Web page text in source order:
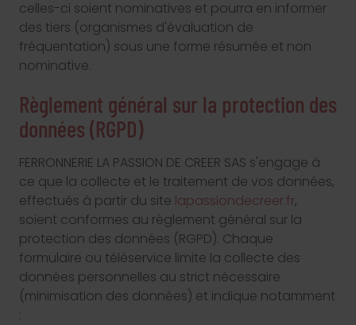
celles-ci soient nominatives et pourra en informer
des tiers (organismes d'évaluation de
fréquentation) sous une forme résumée et non
nominative.
Règlement général sur la protection des
données (RGPD)
FERRONNERIE LA PASSION DE CREER SAS s'engage à
ce que la collecte et le traitement de vos données,
effectués à partir du site lapassiondecreer.fr,
soient conformes au règlement général sur la
protection des données (RGPD). Chaque
formulaire ou téléservice limite la collecte des
données personnelles au strict nécessaire
(minimisation des données) et indique notamment
: